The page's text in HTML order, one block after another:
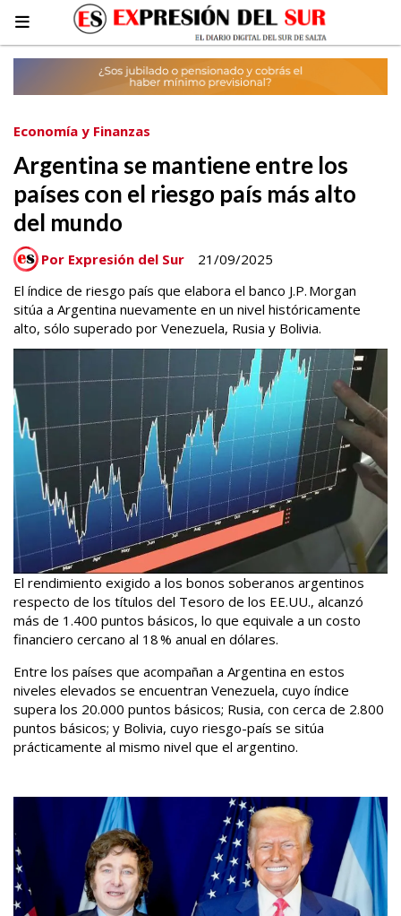
Argentina se mantiene entre los
países con el riesgo país más alto
del mundo
El índice de riesgo país que elabora el banco J.P. Morgan
sitúa a Argentina nuevamente en un nivel históricamente
alto, sólo superado por Venezuela, Rusia y Bolivia.
Economía y Finanzas
21/09/2025
Por Expresión del Sur
El rendimiento exigido a los bonos soberanos argentinos
respecto de los títulos del Tesoro de los EE.UU., alcanzó
más de 1.400 puntos básicos, lo que equivale a un costo
financiero cercano al 18 % anual en dólares.
Entre los países que acompañan a Argentina en estos
niveles elevados se encuentran Venezuela, cuyo índice
supera los 20.000 puntos básicos; Rusia, con cerca de 2.800
puntos básicos; y Bolivia, cuyo riesgo-país se sitúa
prácticamente al mismo nivel que el argentino.